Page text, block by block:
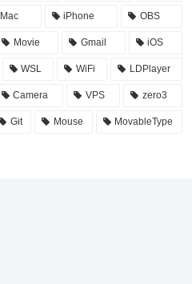
Mac iPhone OBS
Movie Gmail iOS
WSL WiFi LDPlayer
Camera VPS zero3
Git Mouse MovableType